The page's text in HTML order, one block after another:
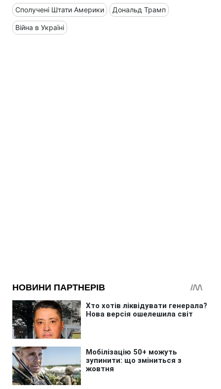
Сполучені Штати Америки Дональд Трамп
Війна в Україні